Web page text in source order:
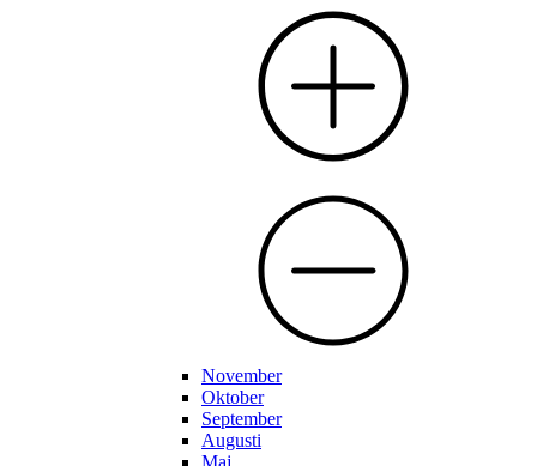
November
Oktober
September
Augusti
Maj